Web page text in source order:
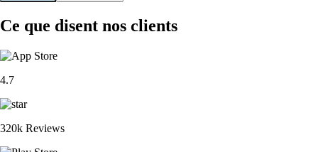
Ce que disent nos clients
4.7
320k Reviews